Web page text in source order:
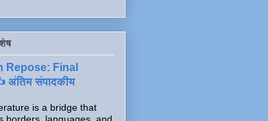
Repose: Final
संपादकीय
is a bridge that